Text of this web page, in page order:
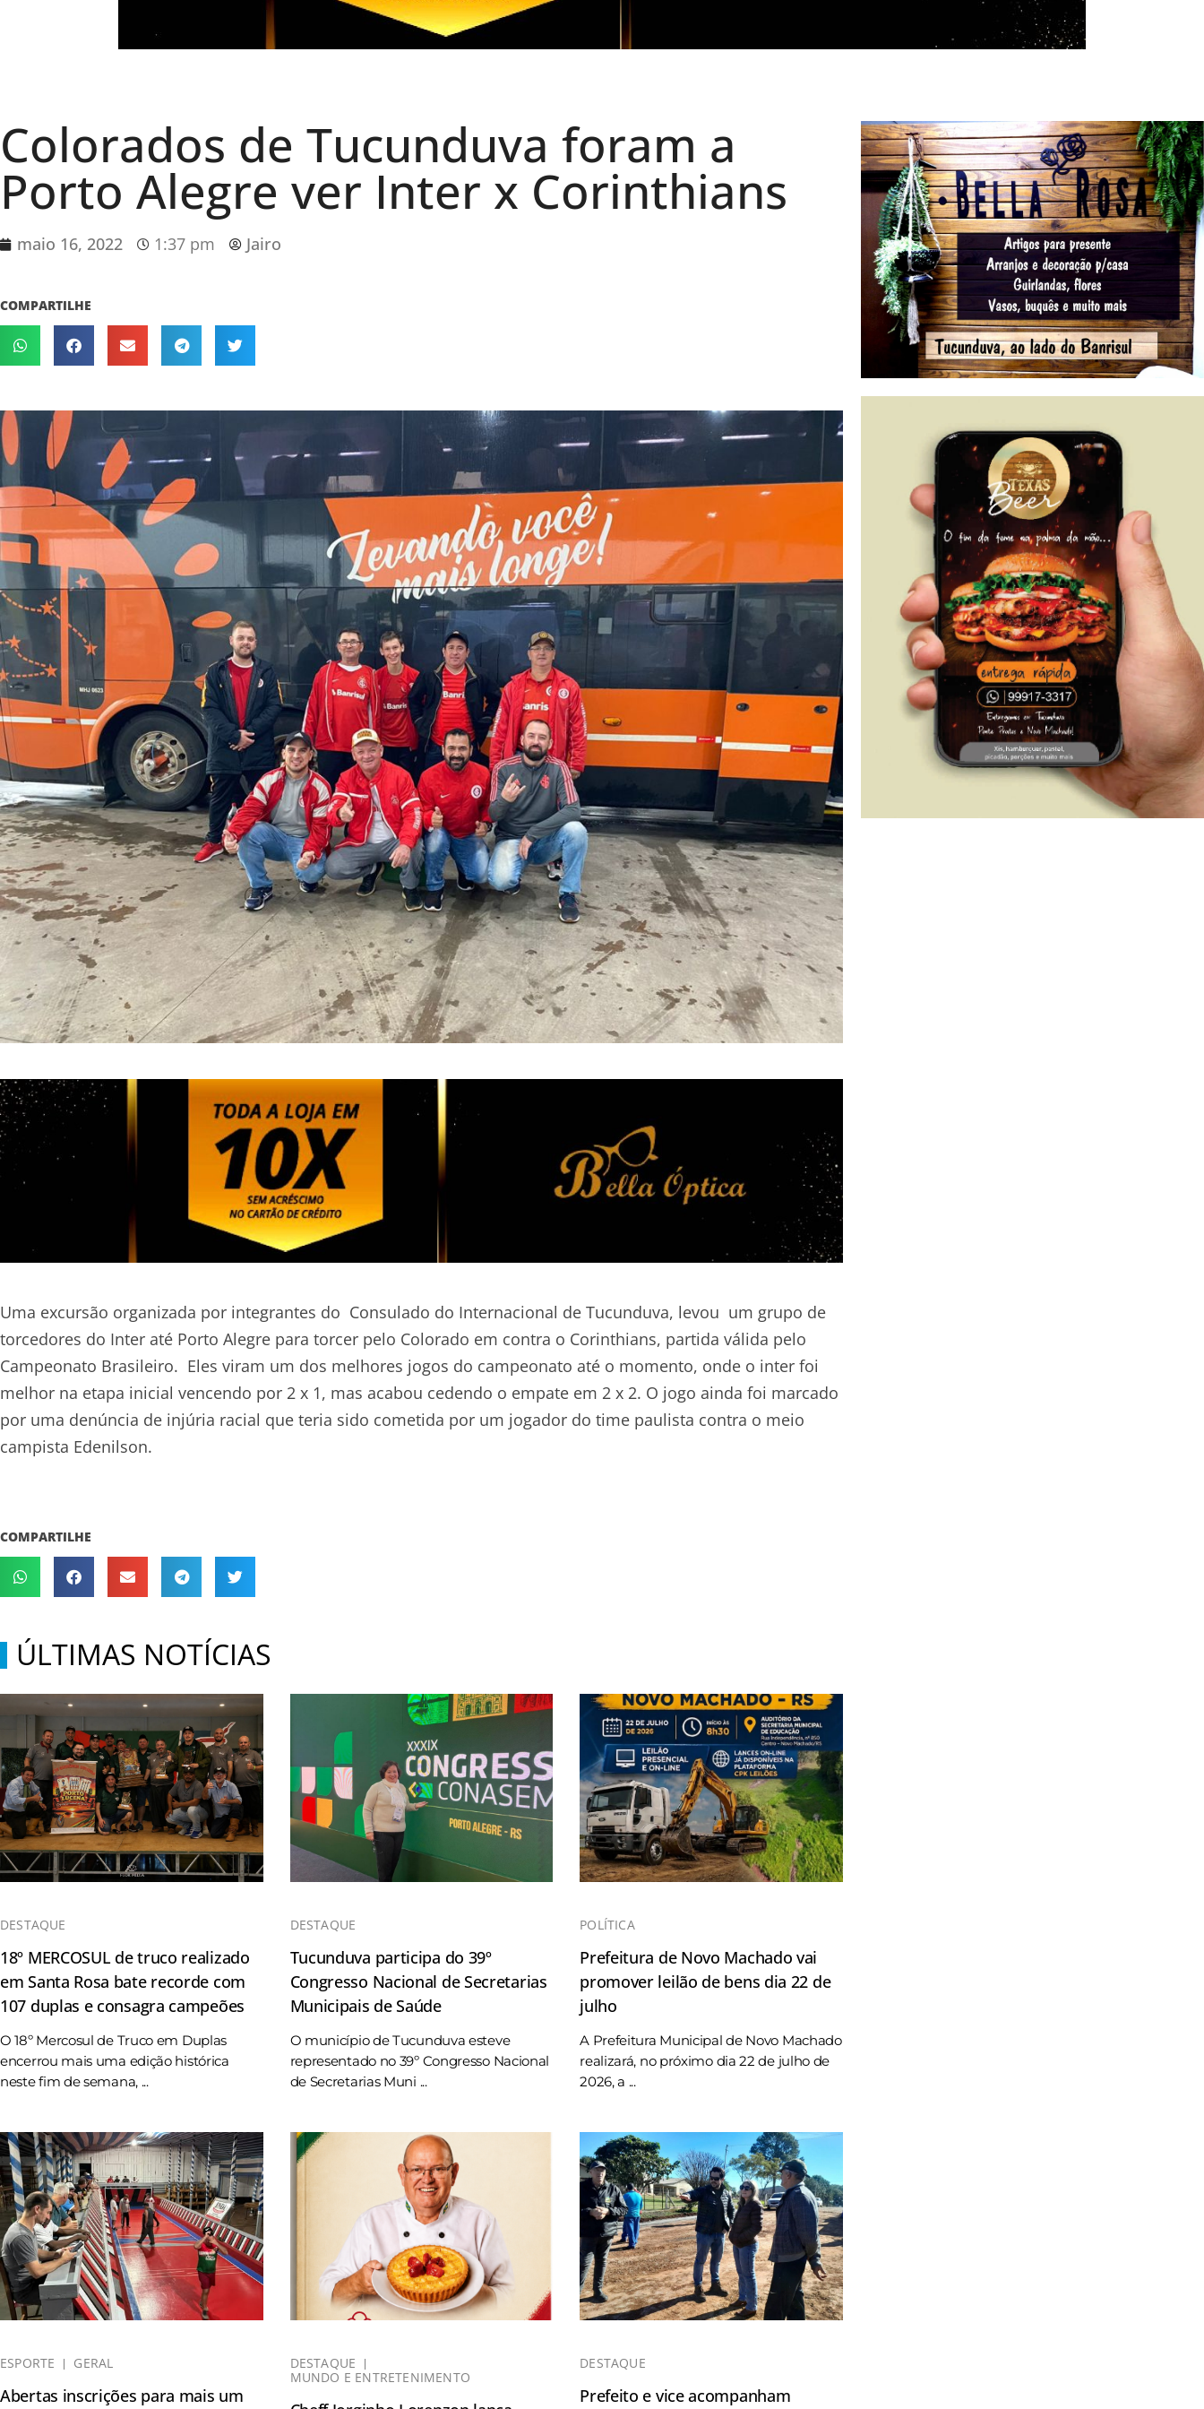
Colorados de Tucunduva foram a
Porto Alegre ver Inter x Corinthians
maio 16, 2022 1:37 pm Jairo
COMPARTILHE
Uma excursão organizada por integrantes do Consulado do Internacional de Tucunduva, levou um grupo de
torcedores do Inter até Porto Alegre para torcer pelo Colorado em contra o Corinthians, partida válida pelo
Campeonato Brasileiro. Eles viram um dos melhores jogos do campeonato até o momento, onde o inter foi
melhor na etapa inicial vencendo por 2 x 1, mas acabou cedendo o empate em 2 x 2. O jogo ainda foi marcado
por uma denúncia de injúria racial que teria sido cometida por um jogador do time paulista contra o meio
campista Edenilson.
COMPARTILHE
ÚLTIMAS NOTÍCIAS
DESTAQUE
18º MERCOSUL de truco realizado
em Santa Rosa bate recorde com
107 duplas e consagra campeões
O 18º Mercosul de Truco em Duplas
encerrou mais uma edição histórica
neste fim de semana, ...
DESTAQUE
Tucunduva participa do 39º
Congresso Nacional de Secretarias
Municipais de Saúde
O município de Tucunduva esteve
representado no 39º Congresso Nacional
de Secretarias Muni ...
POLÍTICA
Prefeitura de Novo Machado vai
promover leilão de bens dia 22 de
julho
A Prefeitura Municipal de Novo Machado
realizará, no próximo dia 22 de julho de
2026, a ...
ESPORTE GERAL
Abertas inscrições para mais um
DESTAQUE
MUNDO E ENTRETENIMENTO
DESTAQUE
Prefeito e vice acompanham